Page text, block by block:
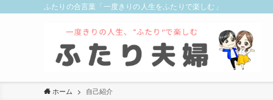
ふたりの合言葉「一度きりの人生をふたりで楽しむ」
ホーム 自己紹介